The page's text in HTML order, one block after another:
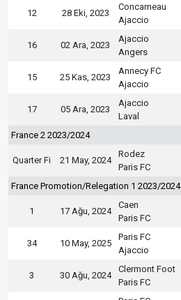
12 28 Eki, 2023
Concarneau
Ajaccio
16 02 Ara, 2023
Ajaccio
Angers
15 25 Kas, 2023
Annecy FC
Ajaccio
17 05 Ara, 2023
Ajaccio
Laval
France 2 2023/2024
Quarter Fi 21 May, 2024
Rodez
Paris FC
France Promotion/Relegation 1 2023/2024
1 17 Ağu, 2024
Caen
Paris FC
34 10 May, 2025
Paris FC
Ajaccio
3 30 Ağu, 2024
Clermont Foot
Paris FC